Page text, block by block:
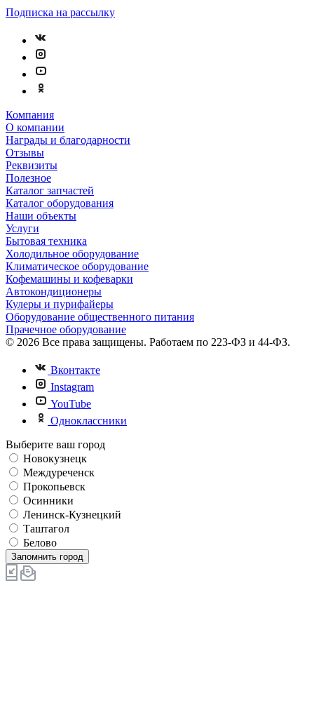
Подписка на рассылку
Компания
О компании
Награды и благодарности
Отзывы
Реквизиты
Полезное
Каталог запчастей
Каталог оборудования
Наши объекты
Услуги
Бытовая техника
Холодильное оборудование
Климатическое оборудование
Кофемашины и кофеварки
Автокондиционеры
Кулеры и пурифайеры
Оборудование общественного питания
Прачечное оборудование
© 2026 Все права защищены. Работаем по 223-ФЗ и 44-ФЗ.
Вконтакте
Instagram
YouTube
Одноклассники
Выберите ваш город
Новокузнецк
Междуреченск
Прокопьевск
Осинники
Ленинск-Кузнецкий
Таштагол
Белово
Запомнить город